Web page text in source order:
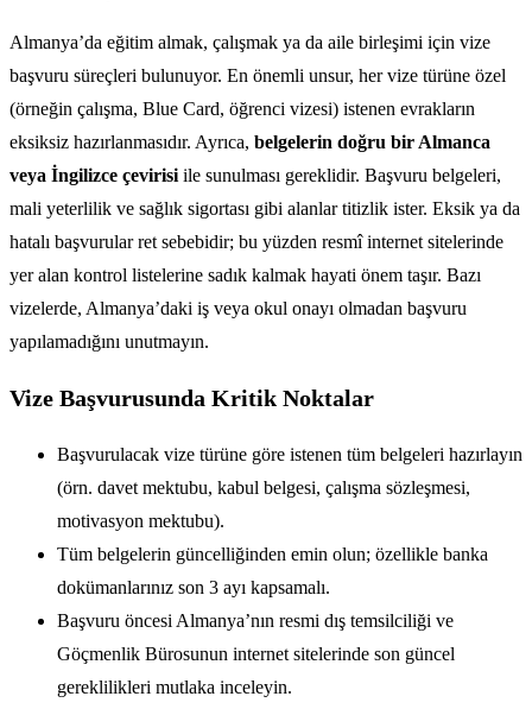
Almanya’da eğitim almak, çalışmak ya da aile birleşimi için vize
başvuru süreçleri bulunuyor. En önemli unsur, her vize türüne özel
(örneğin çalışma, Blue Card, öğrenci vizesi) istenen evrakların
eksiksiz hazırlanmasıdır. Ayrıca, belgelerin doğru bir Almanca
veya İngilizce çevirisi ile sunulması gereklidir. Başvuru belgeleri,
mali yeterlilik ve sağlık sigortası gibi alanlar titizlik ister. Eksik ya da
hatalı başvurular ret sebebidir; bu yüzden resmî internet sitelerinde
yer alan kontrol listelerine sadık kalmak hayati önem taşır. Bazı
vizelerde, Almanya’daki iş veya okul onayı olmadan başvuru
yapılamadığını unutmayın.
Vize Başvurusunda Kritik Noktalar
Başvurulacak vize türüne göre istenen tüm belgeleri hazırlayın
(örn. davet mektubu, kabul belgesi, çalışma sözleşmesi,
motivasyon mektubu).
Tüm belgelerin güncelliğinden emin olun; özellikle banka
dokümanlarınız son 3 ayı kapsamalı.
Başvuru öncesi Almanya’nın resmi dış temsilciliği ve
Göçmenlik Bürosunun internet sitelerinde son güncel
gereklilikleri mutlaka inceleyin.